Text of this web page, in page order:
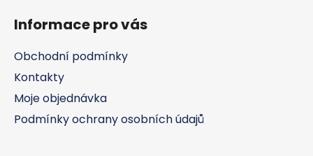
Informace pro vás
Obchodní podmínky
Kontakty
Moje objednávka
Podmínky ochrany osobních údajů